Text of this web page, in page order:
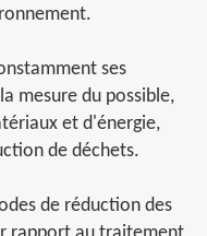
ses
mesure du possible,
et d'énergie,
de déchets.
de réduction des